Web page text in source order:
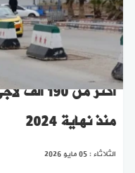
أكثر من
منذ نهاية 2024
الثلاثاء : 05 مايو 2026